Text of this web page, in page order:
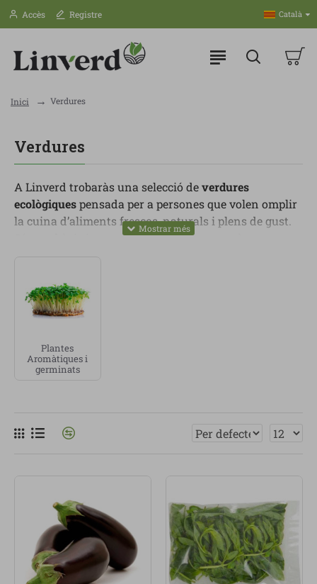
Accès Registre Català
Inici Verdures
Verdures
A Linverd trobaràs una selecció deverdures
ecològiquespensada per a persones que volen omplir
la cuina d’aliments frescos, naturals i plens de gust.
Són un bàsic imprescindible per preparar àpats
Dins d’aquesta categoria pots trobar verdures de
temporada, fulles verdes, bròcoli, carbassó, pastanaga,
porros o altres varietats, segons disponibilitat.
Prioritzem verdures procedents d’
Lesverdures ecològiques
són ideals per preparar
receptes, també ajuda a construir una alimentació
més real, vegetal i conscient.
A Linverd venem
productes ecològics, alimentació
saludable i verdures seleccionades amb criteri. La
nostra categoria de verdures està pensada per a
Plantes
Aromàtiques i
germinats